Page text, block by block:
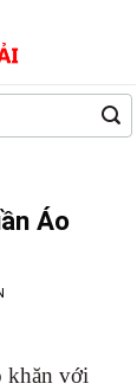
Áo
khăn với